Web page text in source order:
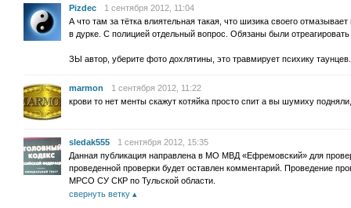
Pizdec
1 сентября 2012, 11:04
А что там за тётка влиятельная такая, что шизика своего
в дурке. С полицией отдельный вопрос. Обязаны были
ЗЫ автор, уберите фото дохлятины, это травмирует психику таунцев.
marmon
1 сентября 2012, 11:22
крови то нет менты скажут котяйка просто спит а вы шумиху
sledak555
1 сентября 2012, 15:35
Данная публикация направлена в МО МВД «Ефремовский» для
проведенной проверки будет оставлен комментарий. Проведение
МРСО СУ СКР по Тульской области.
свернуть ветку